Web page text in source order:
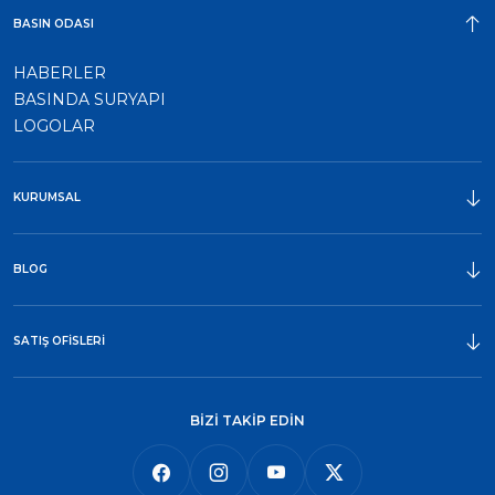
BİZİ TAKİP EDİN
BASIN ODASI
HABERLER
BASINDA SURYAPI
LOGOLAR
KURUMSAL
BLOG
SATIŞ OFİSLERİ